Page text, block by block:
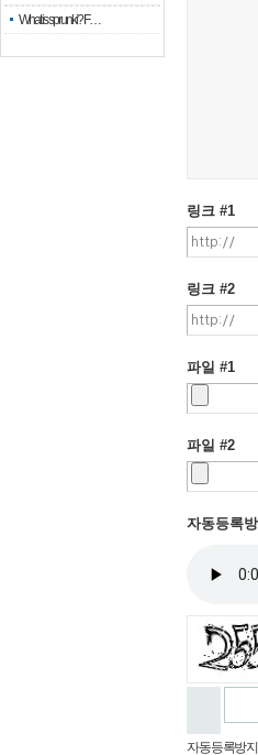
What is sprunki? F…
링크 #1
링크 #2
파일 #1
파일 #2
자동등록방
자동등록방